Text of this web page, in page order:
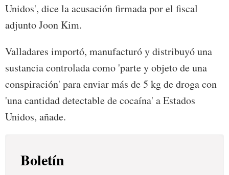
Unidos', dice la acusación firmada por el fiscal
adjunto Joon Kim.
Valladares importó, manufacturó y distribuyó una
sustancia controlada como 'parte y objeto de una
conspiración' para enviar más de 5 kg de droga con
'una cantidad detectable de cocaína' a Estados
Unidos, añade.
Boletín